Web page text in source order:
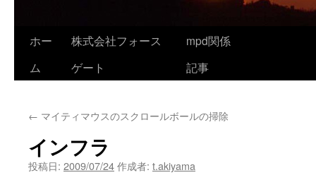
ホー
ム
株式会社フォース
ゲート
mpd関係
記事
← マイティマウスのスクロールボールの掃除
インフラ
投稿日: 2009/07/24作成者: t.akiyama